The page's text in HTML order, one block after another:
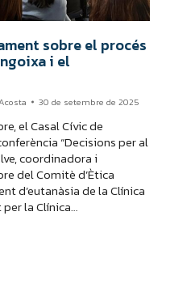
sobre el procés
i el
30 de setembre de 2025
el Casal Cívic de
“Decisions per al
coordinadora i
del Comitè d’Ètica
d’eutanàsia de la Clínica
per la Clínica…